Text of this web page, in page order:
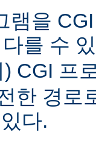
램을
를 수
) CGI 프
한 경로
다.